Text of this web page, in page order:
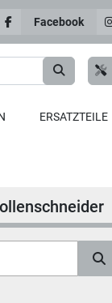
Facebook
ERSATZTEILE